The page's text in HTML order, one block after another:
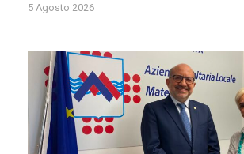
5 Agosto 2026